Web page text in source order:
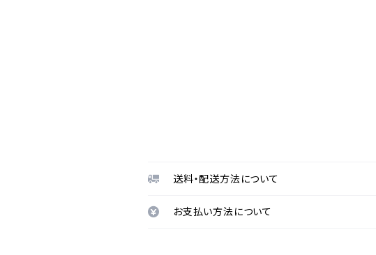
送料・配送方法について
お支払い方法について